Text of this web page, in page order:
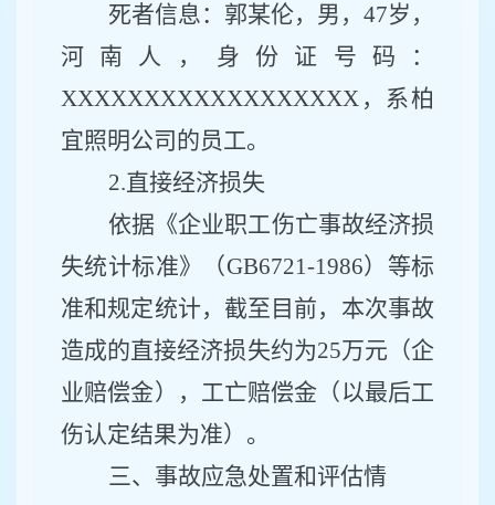
死者信息： 郭某伦，男， 47岁，
河南人
，身份证号码：
XXXXXXXXXXXXXXXXXX，系柏
宜照明公司 的员工。
2.直接经济损失
依据《企业职工伤亡事故经济损
失统计标准》（GB6721-1986）等标
准和规定统计，截至目前， 本次事故
造成的直接经济损失约为25万元（企
业赔偿金），工亡赔偿金（以最后工
伤认定结果为准） 。
三、事故应急处置和评估情